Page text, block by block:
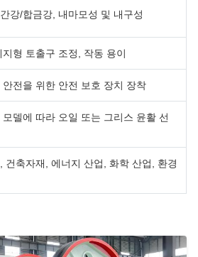
강/합금강, 내마모성 및 내구성
지형 토출구 조정, 작동 용이
안전을 위한 안전 보호 장치 장착
모델에 따라 오일 또는 그리스 윤활 선
건축자재, 에너지 산업, 화학 산업, 환경